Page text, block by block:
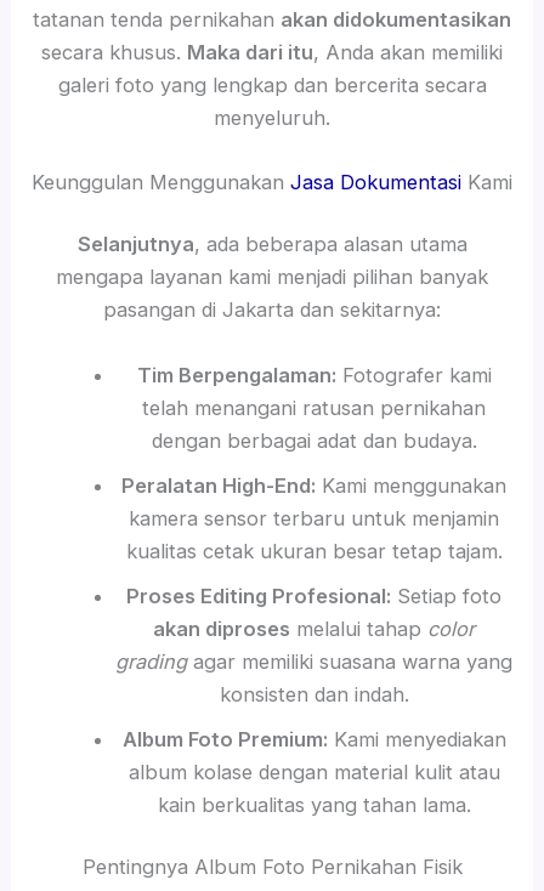
tatanan tenda pernikahan akan didokumentasikan
secara khusus. Maka dari itu, Anda akan memiliki
galeri foto yang lengkap dan bercerita secara
menyeluruh.
Keunggulan Menggunakan Jasa Dokumentasi Kami
Selanjutnya, ada beberapa alasan utama
mengapa layanan kami menjadi pilihan banyak
pasangan di Jakarta dan sekitarnya:
Tim Berpengalaman: Fotografer kami
telah menangani ratusan pernikahan
dengan berbagai adat dan budaya.
Peralatan High-End: Kami menggunakan
kamera sensor terbaru untuk menjamin
kualitas cetak ukuran besar tetap tajam.
Proses Editing Profesional: Setiap foto
akan diproses melalui tahap color
gradingagar memiliki suasana warna yang
konsisten dan indah.
Album Foto Premium: Kami menyediakan
album kolase dengan material kulit atau
kain berkualitas yang tahan lama.
Pentingnya Album Foto Pernikahan Fisik